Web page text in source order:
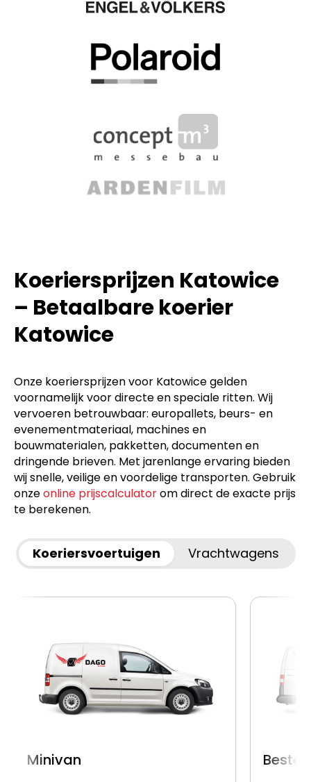
Koeriersprijzen Katowice
– Betaalbare koerier
Katowice
Onze koeriersprijzen voor Katowice gelden
voornamelijk voor directe en speciale ritten. Wij
vervoeren betrouwbaar: europallets, beurs- en
evenementmateriaal, machines en
bouwmaterialen, pakketten, documenten en
dringende brieven. Met jarenlange ervaring bieden
wij snelle, veilige en voordelige transporten. Gebruik
onzeonline prijscalculatorom direct de exacte prijs
te berekenen.
Koeriersvoertuigen Vrachtwagens
Minivan